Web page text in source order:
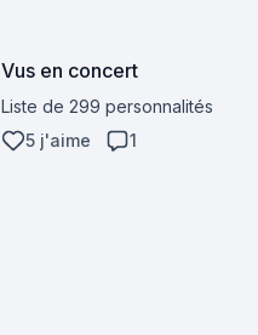
Vus en concert
Liste de 299 personnalités
5 j'aime
1